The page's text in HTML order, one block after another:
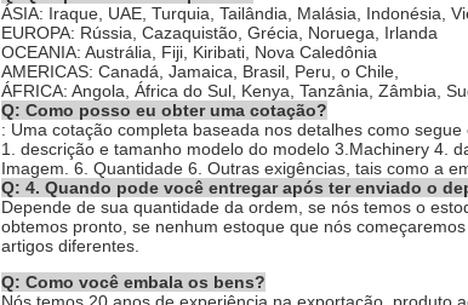
ÁSIA: Iraque, UAE, Turquia, Tailândia, Malásia, Indonésia,
EUROPA: Rússia, Cazaquistão, Grécia, Noruega, Irlanda
OCEANIA: Austrália, Fiji, Kiribati, Nova Caledônia
AMERICAS: Canadá, Jamaica, Brasil, Peru, o Chile,
ÁFRICA: Angola, África do Sul, Kenya, Tanzânia, Zâmbia,
Q: Como posso eu obter uma cotação?
: Uma cotação completa baseada nos detalhes como segue
1. descrição e tamanho modelo do modelo 3.Machinery 4.
Imagem. 6. Quantidade 6. Outras exigências, tais como a
Q: 4. Quando pode você entregar após ter enviado o
Depende de sua quantidade da ordem, se nós temos o
obtemos pronto, se nenhum estoque que nós
artigos diferentes.
Q: Como você embala os bens?